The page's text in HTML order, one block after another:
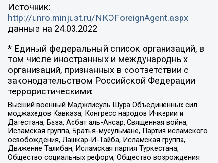
Источник:
http://unro.minjust.ru/NKOForeignAgent.aspx
данные на 24.03.2022
* Единый федеральный список организаций, в
том числе иностранных и международных
организаций, признанных в соответствии с
законодательством Российской Федерации
террористическими:
Высший военный Маджлисуль Шура Объединенных сил
моджахедов Кавказа, Конгресс народов Ичкерии и
Дагестана, База, Асбат аль-Ансар, Священная война,
Исламская группа, Братья-мусульмане, Партия исламского
освобождения, Лашкар-И-Тайба, Исламская группа,
Движение Талибан, Исламская партия Туркестана,
Общество социальных реформ, Общество возрождения